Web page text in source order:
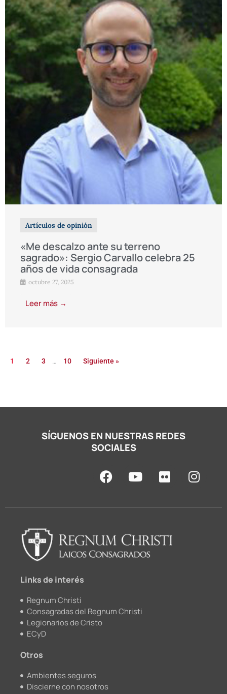
Artículos de opinión
«Me descalzo ante su terreno
sagrado»: Sergio Carvallo celebra 25
años de vida consagrada
octubre 27, 2025
Leer más →
1 2 3 … 10 Siguiente »
SÍGUENOS EN NUESTRAS REDES
SOCIALES
F
a
o
o
k
Y
o
b
e
F
l
r
I
n
Links de interés
Regnum Christi
Consagradas del Regnum Christi
Legionarios de Cristo
ECyD
Otros
Ambientes seguros
Discierne con nosotros